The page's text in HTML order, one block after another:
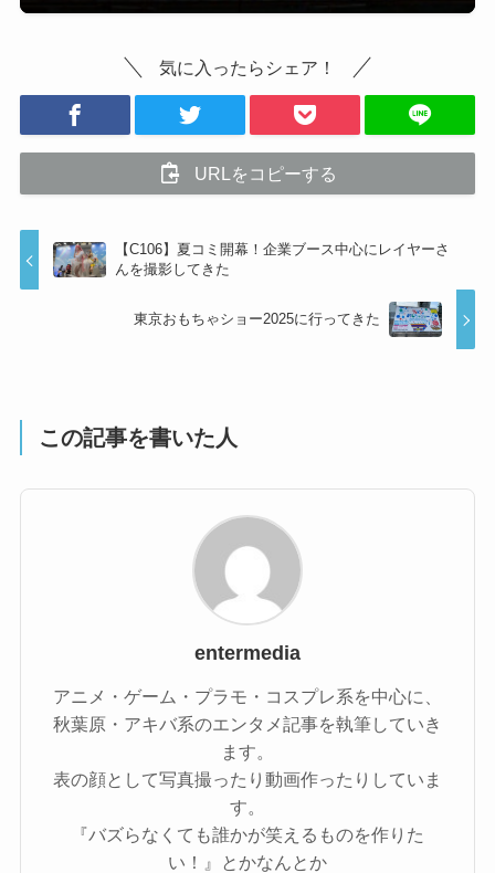
気に入ったらシェア！
URLをコピーする
【C106】夏コミ開幕！企業ブース中心にレイヤーさ
んを撮影してきた
東京おもちゃショー2025に行ってきた
この記事を書いた人
entermedia
アニメ・ゲーム・プラモ・コスプレ系を中心に、
秋葉原・アキバ系のエンタメ記事を執筆していき
ます。
表の顔として写真撮ったり動画作ったりしていま
す。
『バズらなくても誰かが笑えるものを作りた
い！』とかなんとか